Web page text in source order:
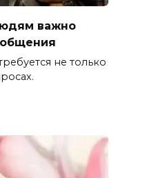
важно
общения
не только